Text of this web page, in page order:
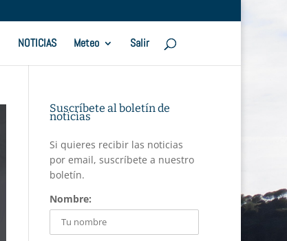
NOTICIAS Meteo Salir
Suscríbete al boletín de
noticias
Si quieres recibir las noticias
por email, suscríbete a nuestro
boletín.
Nombre: